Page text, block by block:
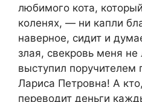
любимого кота,
коленях, — ни капли
наверное, сидит и
злая, свекровь меня не
выступил поручителем
Лариса Петровна! А
переводит деньги